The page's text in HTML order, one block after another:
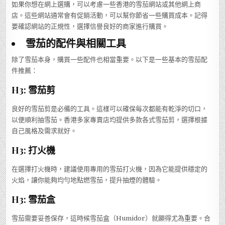
如果你想在網上選購，可以考慮一些香港的雪茄網站或其他網上商
店。這些網站通常會有促銷活動，可以幫你節省一些購買成本。記得
要確認網站的正規性，選擇信譽良好的商家進行購買。
雪茄的配件與相關工具
除了雪茄本身，購買一些配件也相當重要。以下是一些基本的雪茄配
件推薦：
H3: 雪茄剪
良好的雪茄剪是必備的工具。這樣可以確保每次都能有乾淨的切口，
以便順利抽雪茄。香港多家專賣店均提供多款各式雪茄剪，選擇根據
自己風格及需求就好。
H3: 打火機
在選擇打火機時，建議使用專用的雪茄打火機，因為它能提供穩定的
火焰，讓你能夠均勻地點燃雪茄，提升抽煙的體驗。
H3: 雪茄盒
雪茄需要妥善保存，這時候雪茄盒（Humidor）就顯得尤為重要。合